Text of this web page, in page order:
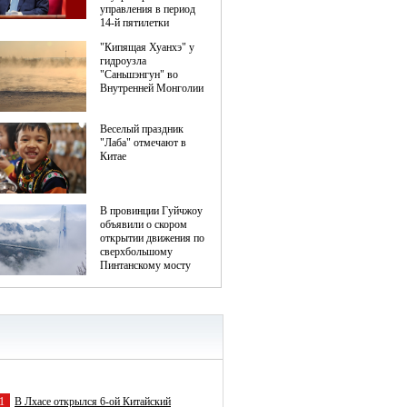
1 В Лхасе открылся 6-ой Китайский